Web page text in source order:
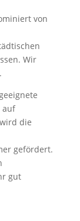
von
Wir
auf
die
gefördert.
gut